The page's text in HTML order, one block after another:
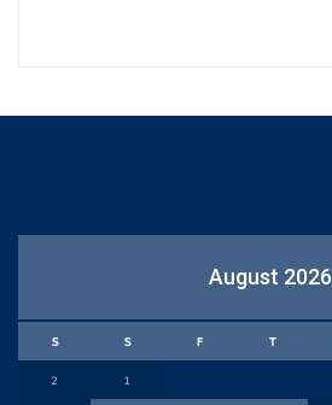
August 2026
T
F
S
S
1
2